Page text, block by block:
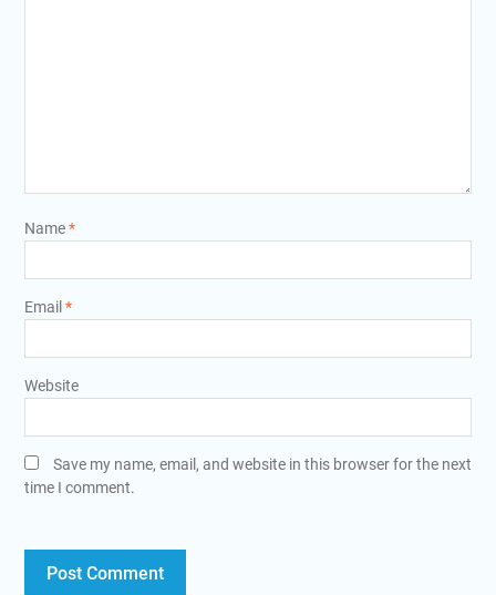
Name*
Email *
Website
Save my name, email, and website in this browser for the next
time I comment.